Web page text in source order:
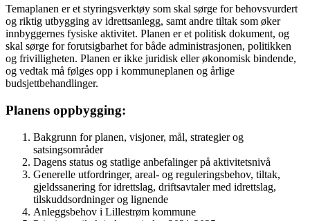
Temaplanen er et styringsverktøy som skal sørge for behovsvurdert
og riktig utbygging av idrettsanlegg, samt andre tiltak som øker
innbyggernes fysiske aktivitet. Planen er et politisk dokument, og
skal sørge for forutsigbarhet for både administrasjonen, politikken
og frivilligheten. Planen er ikke juridisk eller økonomisk bindende,
og vedtak må følges opp i kommuneplanen og årlige
budsjettbehandlinger.
Planens oppbygging:
Bakgrunn for planen, visjoner, mål, strategier og
satsingsområder
Dagens status og statlige anbefalinger på aktivitetsnivå
Generelle utfordringer, areal- og reguleringsbehov, tiltak,
gjeldssanering for idrettslag, driftsavtaler med idrettslag,
tilskuddsordninger og lignende
Anleggsbehov i Lillestrøm kommune